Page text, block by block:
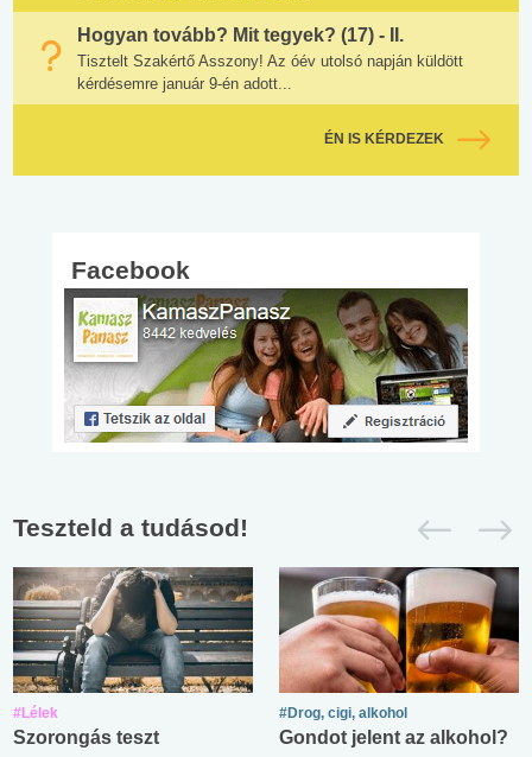
Hogyan tovább? Mit tegyek? (17) - II.
Tisztelt Szakértő Asszony! Az óév utolsó napján küldött
kérdésemre január 9-én adott...
ÉN IS KÉRDEZEK
Facebook
Teszteld a tudásod!
#Lélek
Szorongás teszt
#Drog, cigi, alkohol
Gondot jelent az alkohol?